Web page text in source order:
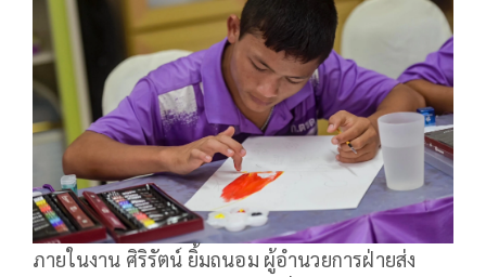
ภายในงาน ศิริรัตน์ ยิ้มถนอม ผู้อำนวยการฝ่ายส่ง